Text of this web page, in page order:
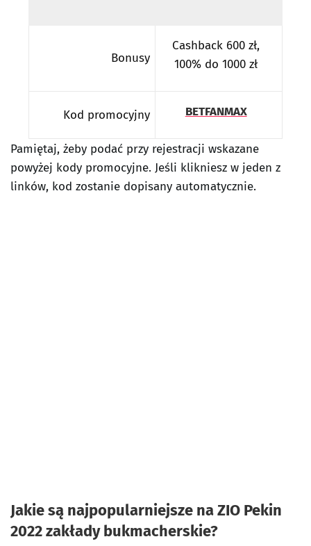
Bonusy
Cashback 600 zł,
100% do 1000 zł
Kod promocyjny BETFANMAX
Pamiętaj, żeby podać przy rejestracji wskazane
powyżej kody promocyjne. Jeśli klikniesz w jeden z
linków, kod zostanie dopisany automatycznie.
Jakie są najpopularniejsze na ZIO Pekin
2022 zakłady bukmacherskie?